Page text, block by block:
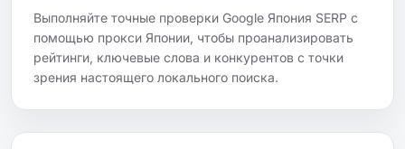
Выполняйте точные проверки Google Япония SERP с
помощью прокси Японии, чтобы проанализировать
рейтинги, ключевые слова и конкурентов с точки
зрения настоящего локального поиска.